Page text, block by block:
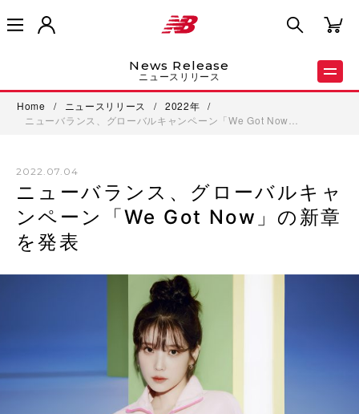
News Release
ニュースリリース
Home / ニュースリリース / 2022年
/
ニューバランス、グローバルキャンペーン「We Got Now…
2022.07.04
ニューバランス、グローバルキャ
ンペーン「We Got Now」の新章
を発表